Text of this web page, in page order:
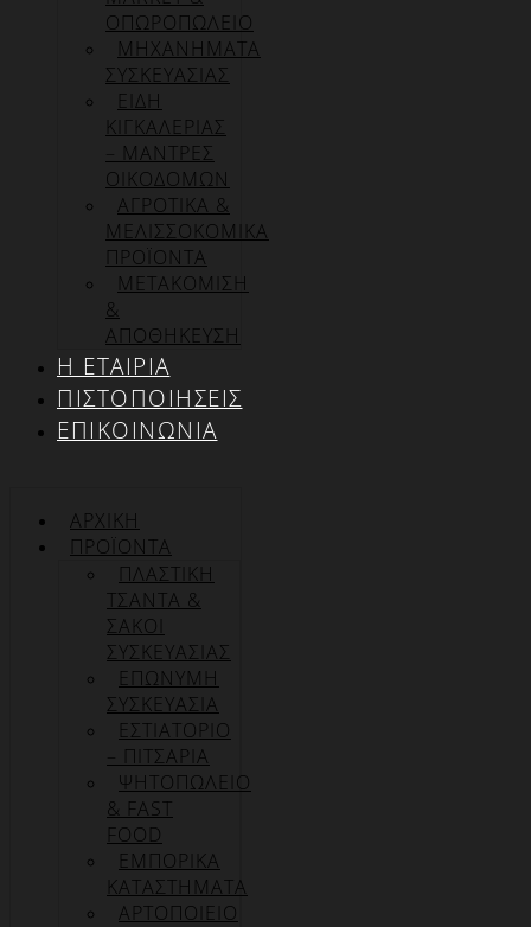
ΟΠΩΡΟΠΩΛΕΙΟ
ΜΗΧΑΝΗΜΑΤΑ
ΣΥΣΚΕΥΑΣΙΑΣ
ΕΙΔΗ
ΚΙΓΚΑΛΕΡΙΑΣ
– ΜΑΝΤΡΕΣ
ΟΙΚΟΔΟΜΩΝ
ΑΓΡΟΤΙΚΑ &
ΜΕΛΙΣΣΟΚΟΜΙΚΑ
ΠΡΟΪΟΝΤΑ
ΜΕΤΑΚΟΜΙΣΗ
&
ΑΠΟΘΗΚΕΥΣΗ
Η ΕΤΑΙΡΊΑ
ΠΙΣΤΟΠΟΙΉΣΕΙΣ
ΕΠΙΚΟΙΝΩΝΊΑ
ΑΡΧΙΚΉ
ΠΡΟΪΌΝΤΑ
ΠΛΑΣΤΙΚΗ
ΤΣΑΝΤΑ &
ΣΑΚΟΙ
ΣΥΣΚΕΥΑΣΙΑΣ
ΕΠΏΝΥΜΗ
ΣΥΣΚΕΥΑΣΊΑ
ΕΣΤΙΑΤΟΡΙΟ
– ΠΙΤΣΑΡΙΑ
ΨΗΤΟΠΩΛΕΙΟ
& FAST
FOOD
ΕΜΠΟΡΙΚΑ
ΚΑΤΑΣΤΗΜΑΤΑ
ΑΡΤΟΠΟΙΕΙΟ